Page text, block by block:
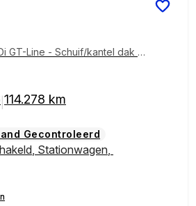
GT-Line - Schuif/kantel dak -
114.278 km
Gecontroleerd
, Stationwagen,